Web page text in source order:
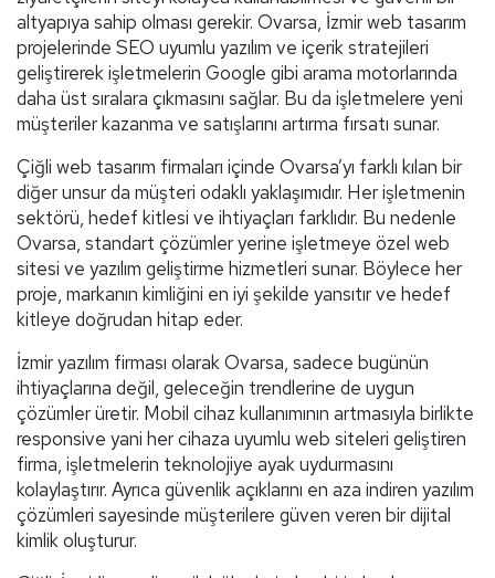
altyapıya sahip olması gerekir. Ovarsa, İzmir web tasarım
projelerinde SEO uyumlu yazılım ve içerik stratejileri
geliştirerek işletmelerin Google gibi arama motorlarında
daha üst sıralara çıkmasını sağlar. Bu da işletmelere yeni
müşteriler kazanma ve satışlarını artırma fırsatı sunar.
Çiğli web tasarım firmaları içinde Ovarsa’yı farklı kılan bir
diğer unsur da müşteri odaklı yaklaşımıdır. Her işletmenin
sektörü, hedef kitlesi ve ihtiyaçları farklıdır. Bu nedenle
Ovarsa, standart çözümler yerine işletmeye özel web
sitesi ve yazılım geliştirme hizmetleri sunar. Böylece her
proje, markanın kimliğini en iyi şekilde yansıtır ve hedef
kitleye doğrudan hitap eder.
İzmir yazılım firması olarak Ovarsa, sadece bugünün
ihtiyaçlarına değil, geleceğin trendlerine de uygun
çözümler üretir. Mobil cihaz kullanımının artmasıyla birlikte
responsive yani her cihaza uyumlu web siteleri geliştiren
firma, işletmelerin teknolojiye ayak uydurmasını
kolaylaştırır. Ayrıca güvenlik açıklarını en aza indiren yazılım
çözümleri sayesinde müşterilere güven veren bir dijital
kimlik oluşturur.